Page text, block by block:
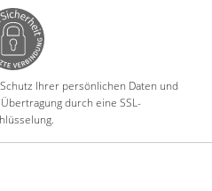
Ihrer persönlichen Daten und
durch eine SSL-